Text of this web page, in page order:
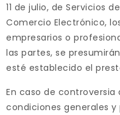
11 de julio, de Servicios
Comercio Electrónico,
empresarios o
las partes, se
esté establecido el
En caso de controversia
condiciones generales